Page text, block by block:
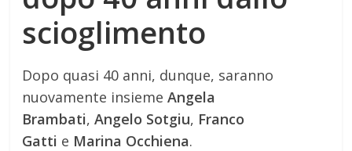
scioglimento
Dopo quasi 40 anni, dunque, saranno
nuovamente insiemeAngela
Brambati,Angelo Sotgiu, Franco
Gatti e Marina Occhiena.